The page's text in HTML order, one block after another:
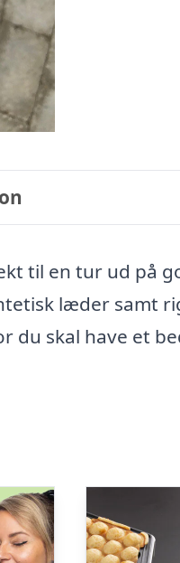
til en tur ud på
læder samt
skal have et